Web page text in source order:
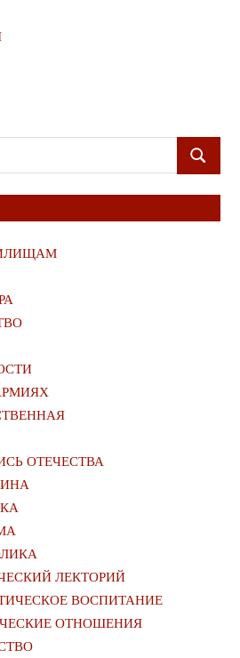
ПОИСК
ОТЕЧЕСТВА
ЛЕКТОРИЙ
ВОСПИТАНИЕ
ОТНОШЕНИЯ